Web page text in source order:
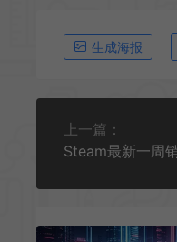
生成海报
上一篇：
Steam最新一周